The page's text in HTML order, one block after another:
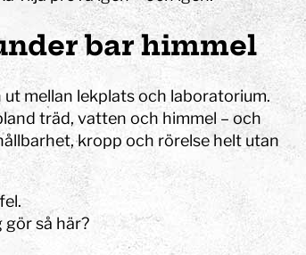
Stella
med barn | Tom Tits Experiment
bar himmel
ut mellan lekplats och laboratorium.
träd, vatten och himmel – och
kropp och rörelse helt utan
gör så här?